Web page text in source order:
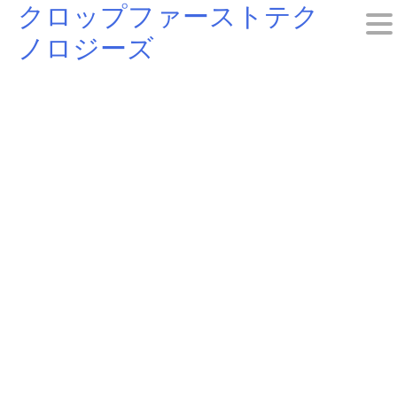
Skipクロップファーストテク
ノロジーズ